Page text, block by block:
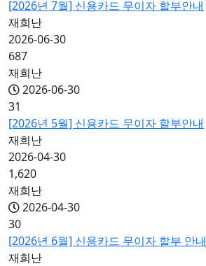
[2026년 7월] 신용카드 무이자 할부안내
재희난
2026-06-30
687
재희난
2026-06-30
31
[2026년 5월] 신용카드 무이자 할부안내
재희난
2026-04-30
1,620
재희난
2026-04-30
30
[2026년 6월] 신용카드 무이자 할부 안내
재희난